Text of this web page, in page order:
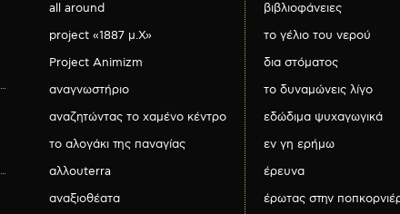
all around
project «1887 μ.Χ»
Project Animizm
αναγνωστήριο
αναζητώντας το χαμένο κέντρο
το αλογάκι της παναγίας
αλλουterra
αναξιοθέατα
βιβλιοφάνειες
το γέλιο του νερού
δια στόματος
το δυναμώνεις λίγο
εδώδιμα ψυχαγωγικά
εν γη ερήμω
έρευνα
έρωτας στην